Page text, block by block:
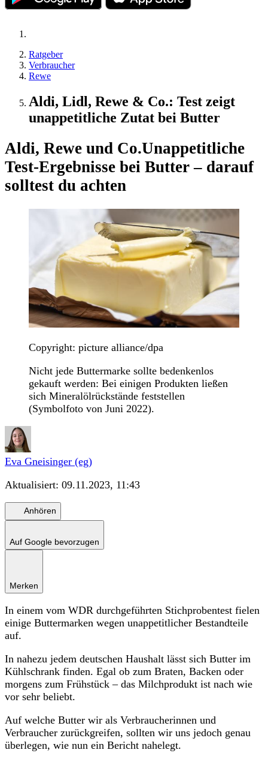
Ratgeber
Verbraucher
Rewe
Aldi, Lidl, Rewe & Co.: Test zeigt
unappetitliche Zutat bei Butter
Aldi, Rewe und Co.Unappetitliche
Test-Ergebnisse bei Butter – darauf
solltest du achten
Copyright: picture alliance/dpa
Nicht jede Buttermarke sollte bedenkenlos
gekauft werden: Bei einigen Produkten ließen
sich Mineralölrückstände feststellen
(Symbolfoto von Juni 2022).
Eva Gneisinger (eg)
Aktualisiert: 09.11.2023, 11:43
Anhören
Auf Google bevorzugen
Merken
In einem vom WDR durchgeführten Stichprobentest fielen
einige Buttermarken wegen unappetitlicher Bestandteile
auf.
In nahezu jedem deutschen Haushalt lässt sich Butter im
Kühlschrank finden. Egal ob zum Braten, Backen oder
morgens zum Frühstück – das Milchprodukt ist nach wie
vor sehr beliebt.
Auf welche Butter wir als Verbraucherinnen und
Verbraucher zurückgreifen, sollten wir uns jedoch genau
überlegen, wie nun ein Bericht nahelegt.